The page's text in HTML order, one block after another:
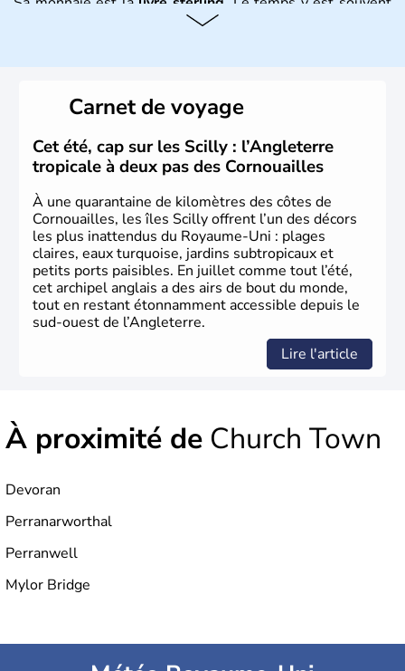
instable avec de nombreuses précipitations : il s’agit d’un
Histoire et administration
L'Angleterre est l’une des quatre nations constitutives du
Royaume-Uni. Elle est peuplée de plus de 50 millions
d’habitants, les Anglais, et constitue à elle seule, près de
84% de la population de l’ensemble. Le pays s’est créé au
Xème siècle et tient son nom desAngles
germanique installé sur ces terres. Première démocratie
parlementaire au monde, elle doit son développement à
l’essor industriel du XIXème siècle.
Carnet de voyage
Cet été, cap sur les Scilly : l’Angleterre
tropicale à deux pas des Cornouailles
À une quarantaine de kilomètres des côtes de
Cornouailles, les îles Scilly offrent l’un des décors
les plus inattendus du Royaume-Uni : plages
claires, eaux turquoise, jardins subtropicaux et
petits ports paisibles. En juillet comme tout l’été,
cet archipel anglais a des airs de bout du monde,
tout en restant étonnamment accessible depuis le
sud-ouest de l’Angleterre.
Lire l'article
À proximité de Church Town
Devoran
Perranarworthal
Perranwell
Mylor Bridge